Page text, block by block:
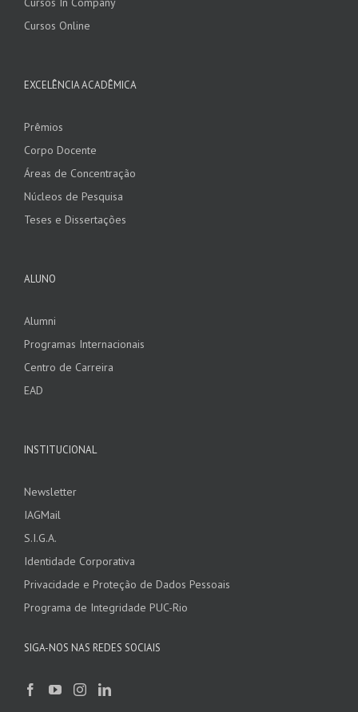
Cursos Online
EXCELÊNCIA ACADÊMICA
Prêmios
Corpo Docente
Áreas de Concentração
Núcleos de Pesquisa
Teses e Dissertações
ALUNO
Alumni
Programas Internacionais
Centro de Carreira
EAD
INSTITUCIONAL
Newsletter
IAGMail
S.I.G.A.
Identidade Corporativa
Privacidade e Proteção de Dados Pessoais
Programa de Integridade PUC-Rio
SIGA-NOS NAS REDES SOCIAIS